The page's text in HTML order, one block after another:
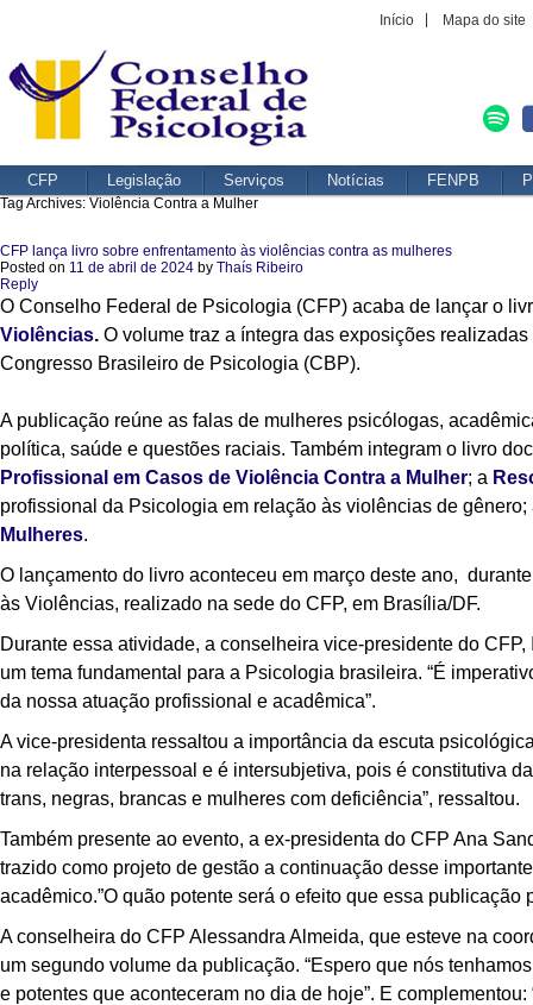
Início Mapa do site
CFP Legislação Serviços Notícias FENPB
Tag Archives: Violência Contra a Mulher
CFP lança livro sobre enfrentamento às violências contra as mulheres
Posted on 11 de abril de 2024 by Thaís Ribeiro
Reply
O Conselho Federal de Psicologia (CFP) acaba de lançar o
Violências. O volume traz a íntegra das exposições
Congresso Brasileiro de Psicologia (CBP).
A publicação reúne as falas de mulheres psicólogas,
política, saúde e questões raciais. Também integram o livro
Profissional em Casos de Violência Contra a Mulher; a
profissional da Psicologia em relação às violências de
Mulheres.
O lançamento do livro aconteceu em março deste ano,
às Violências, realizado na sede do CFP, em Brasília/DF.
Durante essa atividade, a conselheira vice-presidente do
um tema fundamental para a Psicologia brasileira. “É
da nossa atuação profissional e acadêmica”.
A vice-presidenta ressaltou a importância da escuta
na relação interpessoal e é intersubjetiva, pois é constitutiva
trans, negras, brancas e mulheres com deficiência”, ressaltou.
Também presente ao evento, a ex-presidenta do CFP Ana
trazido como projeto de gestão a continuação desse
acadêmico.”O quão potente será o efeito que essa
A conselheira do CFP Alessandra Almeida, que esteve na
um segundo volume da publicação. “Espero que nós
e potentes que aconteceram no dia de hoje”. E